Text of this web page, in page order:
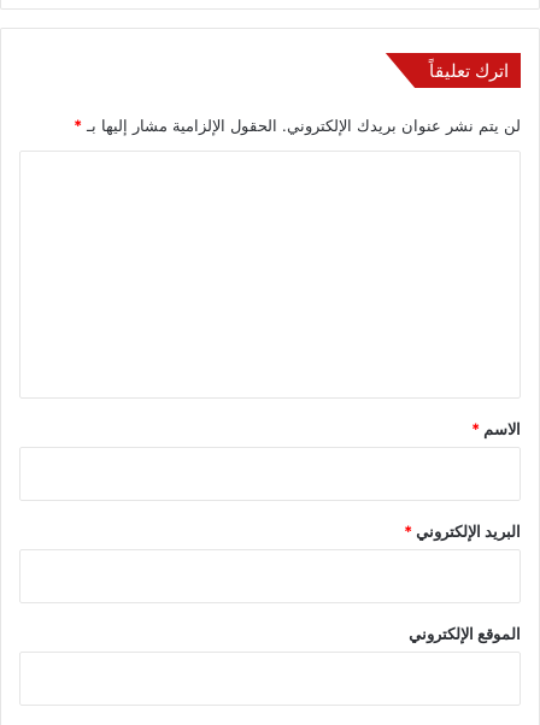
اترك تعليقاً
لن يتم نشر عنوان بريدك الإلكتروني. الحقول الإلزامية مشار إليها بـ*
*
الاسم *
البريد الإلكتروني*
الموقع الإلكتروني